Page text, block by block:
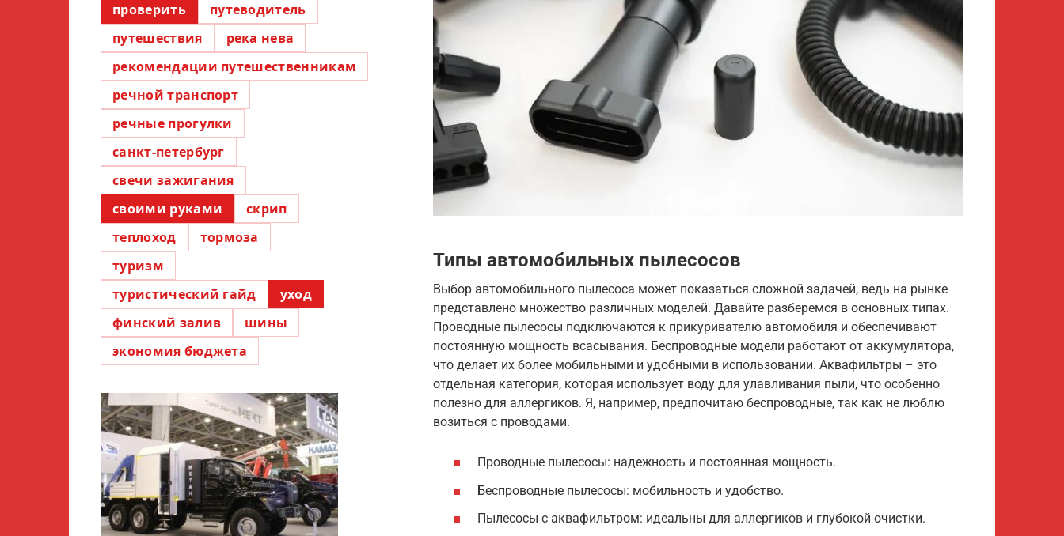
Типы автомобильных пылесосов
Выбор автомобильного пылесоса может показаться сложной задачей, ведь на рынке
представлено множество различных моделей. Давайте разберемся в основных типах.
Проводные пылесосы подключаются к прикуривателю автомобиля и обеспечивают
постоянную мощность всасывания. Беспроводные модели работают от аккумулятора,
что делает их более мобильными и удобными в использовании. Аквафильтры – это
отдельная категория, которая использует воду для улавливания пыли, что особенно
полезно для аллергиков. Я, например, предпочитаю беспроводные, так как не люблю
возиться с проводами.
Проводные пылесосы: надежность и постоянная мощность.
Беспроводные пылесосы: мобильность и удобство.
Пылесосы с аквафильтром: идеальны для аллергиков и глубокой очистки.
проверить
путеводитель
путешествия
река нева
рекомендации путешественникам
речной транспорт
речные прогулки
санкт-петербург
свечи зажигания
своими руками
скрип
теплоход
тормоза
туризм
туристический гайд
уход
финский залив
шины
экономия бюджета